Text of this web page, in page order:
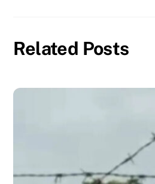
Related Posts